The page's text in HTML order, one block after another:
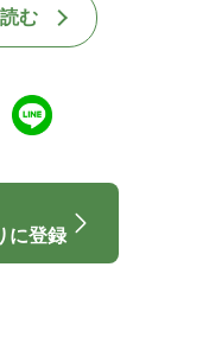
む
に登録